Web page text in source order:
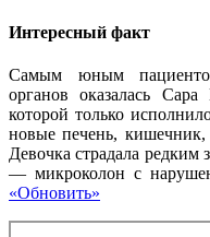
Интересный факт
Самым юным
органов оказалась
которой только
новые печень,
Девочка страдала
— микроколон с
«Обновить»